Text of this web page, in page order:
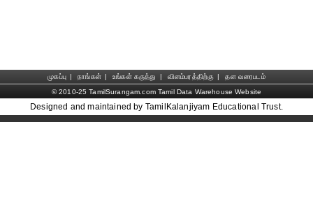
முகப்பு | நாங்கள் | உங்கள் கருத்து | விளம்பரத்திற்கு |
தள வரைபடம்
© 2010-25 TamilSurangam.com Tamil Data Warehouse Website
Designed and maintained by TamilKalanjiyam Educational Trust.